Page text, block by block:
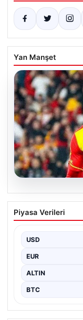
Yan Manşet
07.08.2026
Göztepe
geliyor
Piyasa Verileri
USD
EUR
ALTIN
BTC